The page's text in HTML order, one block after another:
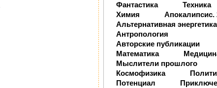
Фантастика
Техника
Химия
Апокалипсис.
Альтернативная энергетика
Антропология
Авторские публикации
Математика
Мыслители прошлого
Космофизика
Потенциал